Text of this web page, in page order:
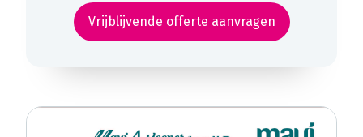
Vrijblijvende offerte aanvragen